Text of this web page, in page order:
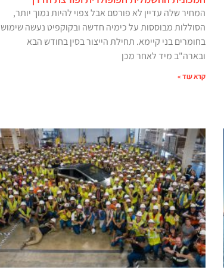
המחיר שלה עדיין לא פורסם אבל צפוי להיות נמוך יותר,
הסוללות מבוססות על כימיה חדשה ובקוקפיט נעשה שימוש
בחומרים בני קיימא. תחילת הייצור בסין בחודש הבא
ובארה"ב מיד לאחר מכן
קרא עוד »